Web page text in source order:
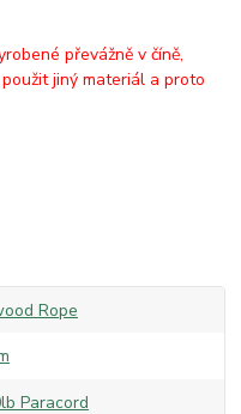
převážně v číně,
jiný materiál a proto
Rope
Paracord